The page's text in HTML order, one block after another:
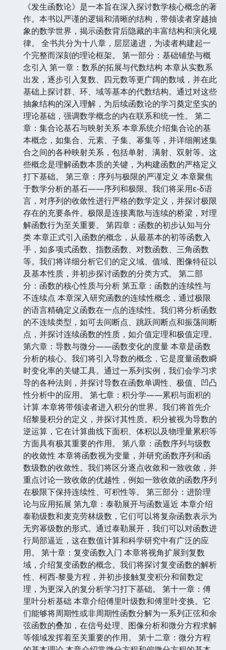
《发生函数论》是一本旨在深入探讨数学核心概念的著
作。本书以严谨的逻辑和清晰的结构，带领读者穿越抽
象的数学世界，揭示函数背后隐藏的丰富结构和演化规
律。 全书共分为十八章，层层递进，为读者构建起一
个完整而深刻的理论框架。 第一部分：基础铺垫与概
念引入 第一章：数系的拓展与代数结构 本章从实数系
出发，逐步引入复数、四元数等更广阔的数域，并在此
基础上探讨群、环、域等基本的代数结构。通过对这些
抽象结构的深入理解，为后续函数论的学习奠定坚实的
理论基础，强调数学概念的内在联系和统一性。 第二
章：集合论基石与映射关系 本章系统介绍集合论的基
本概念，如集合、元素、子集、幂集等，并详细阐述集
合之间的各种映射关系，包括单射、满射、双射等。这
些概念是理解函数本质的关键，为构建函数的严格定义
打下基础。 第三章：序列与极限的严谨定义 本章聚焦
于数学分析的基石——序列和极限。我们将采用ε-δ语
言，对序列的收敛性进行严格的数学定义，并探讨极限
存在的充要条件。极限是连接离散与连续的桥梁，对理
解函数行为至关重要。 第四章：函数的初步认知与分
类 本章正式引入函数的概念，从最基本的初等函数入
手，如多项式函数、指数函数、对数函数、三角函数
等。我们将详细分析它们的定义域、值域、图像特征以
及基本性质，并初步探讨函数的分类方式。 第二部
分：函数的核心性质与分析 第五章：函数的连续性与
不连续点 本章深入研究函数的连续性概念，通过极限
的语言精确定义函数在一点的连续性。我们将分析函数
的不连续类型，如可去间断点、跳跃间断点和振荡间断
点，并探讨连续函数的性质，如介值定理和极值定理。
第六章：导数与微分——函数变化的度量 本章是函数
分析的核心。我们将引入导数的概念，它是度量函数瞬
时变化率的关键工具。通过一系列实例，我们会学习求
导的各种法则，并探讨导数在函数单调性、极值、凹凸
性分析中的应用。 第七章：积分学——累积与面积的
计算 本章将带领读者进入积分的世界。我们将首先介
绍黎曼积分的定义，并探讨其性质。积分被视为导数的
逆运算，它在计算曲线下面积、体积以及物理量累积等
方面具有极其重要的作用。 第八章：函数序列与级数
的收敛性 本章将函数视为变量，并研究函数序列和函
数级数的收敛性。我们将区分逐点收敛和一致收敛，并
重点讨论一致收敛的优越性，例如一致收敛的函数序列
在极限下保持连续性、可积性等。 第三部分：进阶理
论与应用拓展 第九章：泰勒展开与函数逼近 本章介绍
泰勒级数和麦克劳林级数，它们可以将复杂函数表示为
无穷幂级数的形式。通过泰勒展开，我们可以对函数进
行局部逼近，这在数值计算和科学研究中有广泛的应
用。 第十章：复变函数入门 本章将视角扩展到复数
域，介绍复变函数的概念。我们将探讨复变函数的解析
性、柯西-黎曼方程，并初步接触复变积分和留数定
理，为更深入的复分析学习打下基础。 第十一章：傅
里叶分析基础 本章介绍傅里叶级数和傅里叶变换。它
们能够将周期性或非周期性函数分解为一系列正弦和余
弦函数的叠加，在信号处理、图像分析和微分方程求解
等领域发挥着至关重要的作用。 第十二章：微分方程